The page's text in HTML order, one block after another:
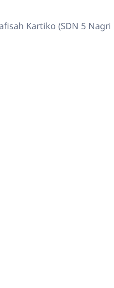
Kartiko (SDN 5 Nagri